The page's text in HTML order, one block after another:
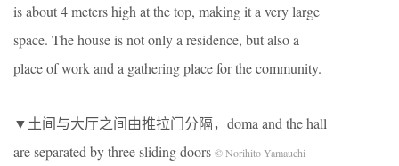
is about 4 meters high at the top, making it a very large
space. The house is not only a residence, but also a
place of work and a gathering place for the community.
▼土间与大厅之间由推拉门分隔，doma and the hall
are separated by three sliding doors © Norihito Yamauchi